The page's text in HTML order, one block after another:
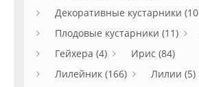
Декоративные кустарники
Плодовые кустарники (11)
Гейхера (4)
Ирис (84)
Лилейник (166)
Лилии (5)